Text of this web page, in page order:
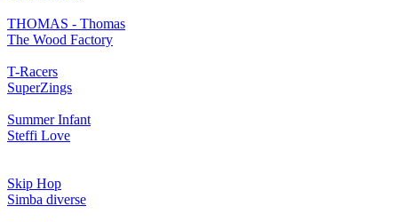
THOMAS - Thomas
The Wood Factory
T-Racers
SuperZings
Summer Infant
Steffi Love
Skip Hop
Simba diverse